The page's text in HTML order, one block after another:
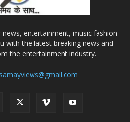
news, entertainment, music fashion
with the latest breaking news and
the entertainment industry.
samayviews@gmail.com